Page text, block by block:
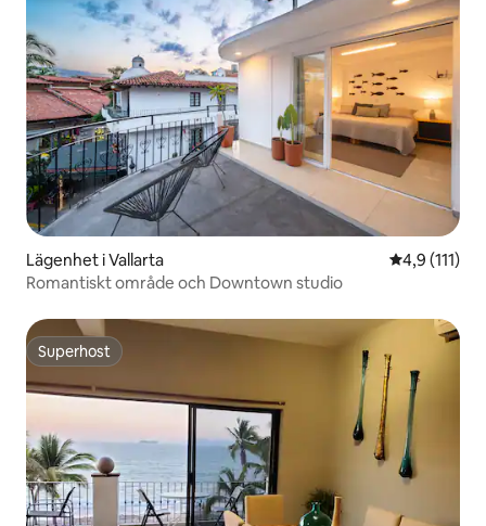
Lägenhet i Vallarta 4,9 av 5 i
4,9 (111)
Romantiskt område och Downtown studio
Superhost
Superhost